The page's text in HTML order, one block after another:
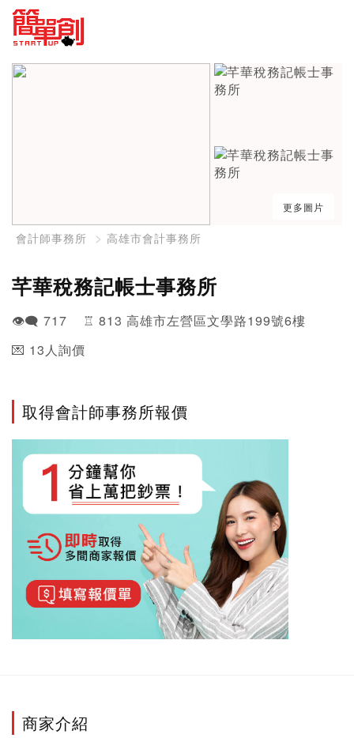
更多圖片
會計師事務所 高雄市會計事務所
芊華稅務記帳士事務所
👁️‍🗨️ 717 ♖ 813 高雄市左營區文學路199號6樓
💌 13人詢價
取得會計師事務所報價
商家介紹